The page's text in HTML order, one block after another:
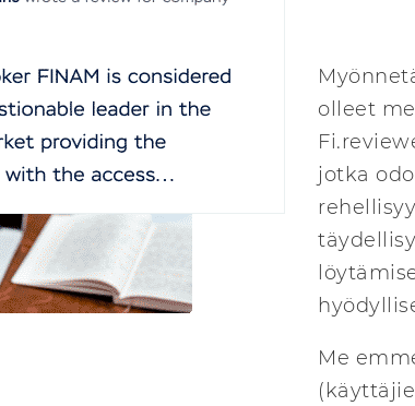
olleet
jotka
Me